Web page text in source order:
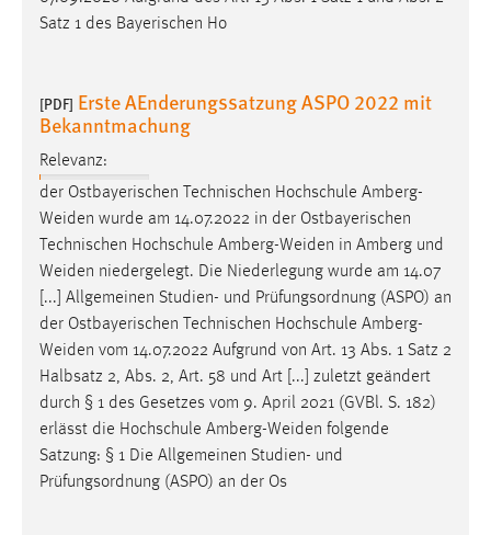
Satz 1 des Bayerischen Ho
[PDF] Erste AEnderungssatzung ASPO 2022 mit
Bekanntmachung
Relevanz:
der Ostbayerischen Technischen Hochschule Amberg-
Weiden wurde am 14.07.2022 in der Ostbayerischen
Technischen Hochschule Amberg-Weiden in Amberg und
Weiden niedergelegt. Die Niederlegung wurde am 14.07
[...] Allgemeinen Studien- und Prüfungsordnung (ASPO) an
der Ostbayerischen Technischen Hochschule Amberg-
Weiden vom 14.07.2022 Aufgrund von Art. 13 Abs. 1 Satz 2
Halbsatz 2, Abs. 2, Art. 58 und Art [...] zuletzt geändert
durch § 1 des Gesetzes vom 9. April 2021 (GVBl. S. 182)
erlässt die Hochschule Amberg-Weiden folgende
Satzung: § 1 Die Allgemeinen Studien- und
Prüfungsordnung (ASPO) an der Os
Jahre, MIBEW_UserID = 1 Jahr
Name:
Zweck:
Dieser Cookie ist notwendig um sich an der Website
einloggen zu können.
Cookie Laufzeit:
24 Stunden
STATISTIK
Statistik Cookies erfassen Informationen anonym.
Diese Informationen helfen uns zu verstehen, wie
unsere Besucher unsere Website nutzen.